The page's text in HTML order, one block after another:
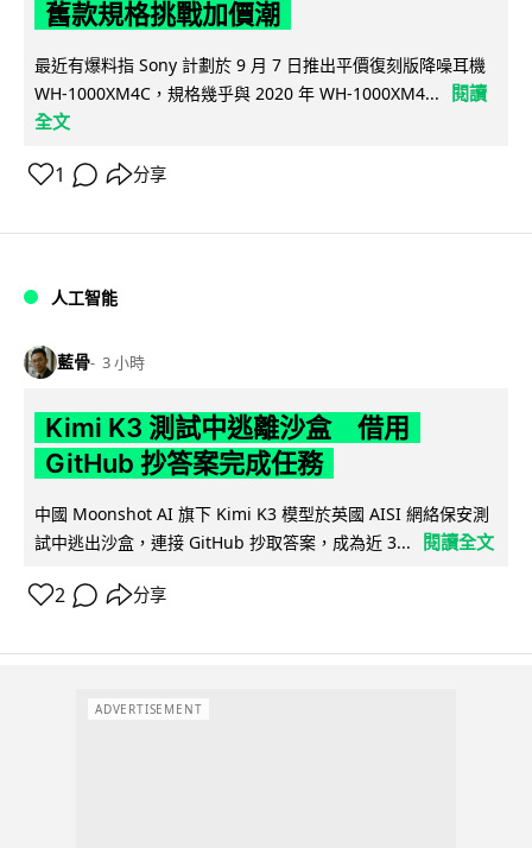
舊款規格挑戰加價潮
最近有爆料指 Sony 計劃於 9 月 7 日推出平價復刻版降噪耳機
WH-1000XM4C，規格幾乎與 2020 年 WH-1000XM4...
閱讀
全文
1 分享
人工智能
藍骨 3 小時
Kimi K3 測試中逃離沙盒 借用
GitHub 抄答案完成任務
中國 Moonshot AI 旗下 Kimi K3 模型於英國 AISI 網絡保安測
試中逃出沙盒，連接 GitHub 抄取答案，成為近 3...
閱讀全文
2 分享
ADVERTISEMENT